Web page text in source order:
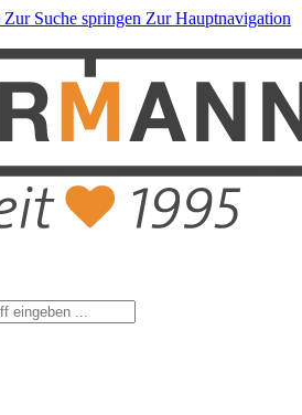
Zur Suche springen Zur Hauptnavigation